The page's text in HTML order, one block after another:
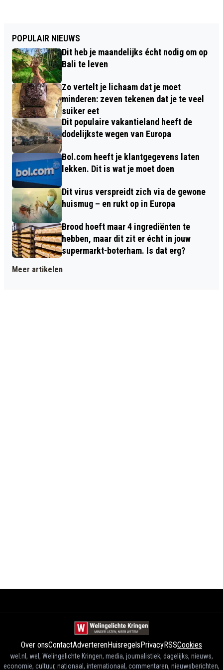
POPULAIR NIEUWS
Dit heb je maandelijks écht nodig om op
Bali te leven
Zo vertelt je lichaam dat je moet
minderen: zeven tekenen dat je te veel
suiker eet
Dit populaire vakantieland heeft de
dodelijkste wegen van Europa
Bol.com heeft je klantgegevens laten
lekken. Dit is wat je moet doen
Dit virus verspreidt zich via de gewone
huismug – en rukt op in Europa
Brood hoeft maar 4 ingrediënten te
hebben, maar dit zit er écht in jouw
supermarkt-boterham. Is dat erg?
Meer artikelen
Over onsContactAdverterenHuisregelsPrivacyRSSCookies
wel.nl, wel, Welingelichte Kringen, media, journalistiek, dagelijks, nieuws,
economie, cultuur, nationaal, internationaal, commentaren, nieuwsberichten,